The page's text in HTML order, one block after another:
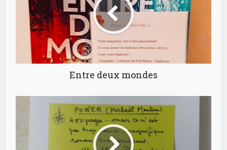
Entre deux mondes